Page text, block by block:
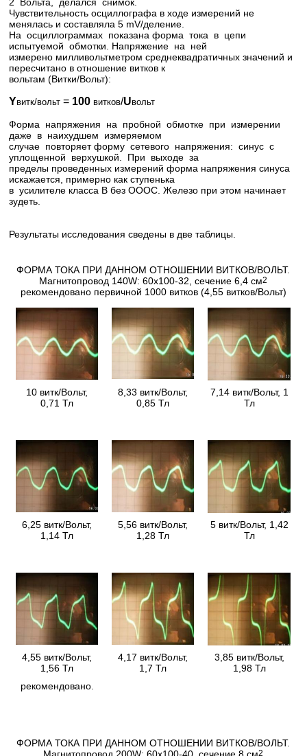
2 Вольта, делался снимок.
Чувствительность осциллографа в ходе измерений не
менялась и составляла 5 mV/деление.
На осциллограммах показана форма тока в цепи
испытуемой обмотки. Напряжение на ней
измерено милливольтметром среднеквадратичных значений и
пересчитано в отношение витков к
вольтам (Витки/Вольт):
Yвитк/вольт = 100 витков/Uвольт
Форма напряжения на пробной обмотке при измерении
даже в наихудшем измеряемом
случае повторяет форму сетевого напряжения: синус с
уплощенной верхушкой. При выходе за
пределы проведенных измерений форма напряжения синуса
искажается, примерно как ступенька
в усилителе класса В без ОООС. Железо при этом начинает
зудеть.
Результаты исследования сведены в две таблицы.
ФОРМА ТОКА ПРИ ДАННОМ ОТНОШЕНИИ ВИТКОВ/ВОЛЬТ.
Магнитопровод 140W: 60х100-32, сечение 6,4 см2
рекомендовано первичной 1000 витков (4,55 витков/Вольт)
10 витк/Вольт,
0,71 Тл
8,33 витк/Вольт,
0,85 Тл
7,14 витк/Вольт, 1
Тл
6,25 витк/Вольт,
1,14 Тл
5,56 витк/Вольт,
1,28 Тл
5 витк/Вольт, 1,42
Тл
4,55 витк/Вольт,
1,56 Тл
рекомендовано.
4,17 витк/Вольт,
1,7 Тл
3,85 витк/Вольт,
1,98 Тл
ФОРМА ТОКА ПРИ ДАННОМ ОТНОШЕНИИ ВИТКОВ/ВОЛЬТ.
2